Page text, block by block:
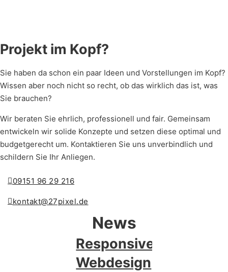
Projekt im Kopf?
Sie haben da schon ein paar Ideen und Vorstellungen im Kopf?
Wissen aber noch nicht so recht, ob das wirklich das ist, was
Sie brauchen?
Wir beraten Sie ehrlich, professionell und fair. Gemeinsam
entwickeln wir solide Konzepte und setzen diese optimal und
budgetgerecht um. Kontaktieren Sie uns unverbindlich und
schildern Sie Ihr Anliegen.
09151 96 29 216
kontakt@27pixel.de
News
Responsives
Webdesign